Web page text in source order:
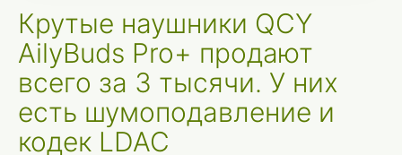
Крутые наушники QCY
AilyBuds Pro+ продают
всего за 3 тысячи. У них
есть шумоподавление и
кодек LDAC